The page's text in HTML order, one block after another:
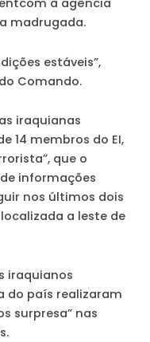
à agência
madrugada.
estáveis”,
Comando.
iraquianas
14 membros do EI,
que o
de informações
nos últimos dois
a leste de
iraquianos
do país realizaram
surpresa” nas